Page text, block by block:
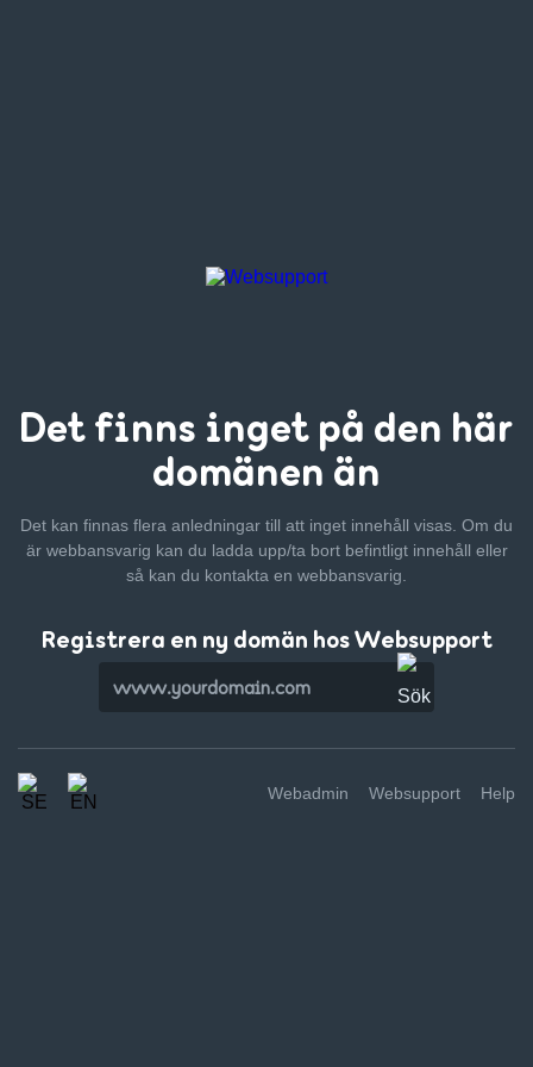
Det finns inget på den här
domänen än
Det kan finnas flera anledningar till att inget innehåll visas. Om du
är webbansvarig kan du ladda upp/ta bort befintligt innehåll eller
så kan du kontakta en webbansvarig.
Registrera en ny domän hos Websupport
Webadmin Websupport Help